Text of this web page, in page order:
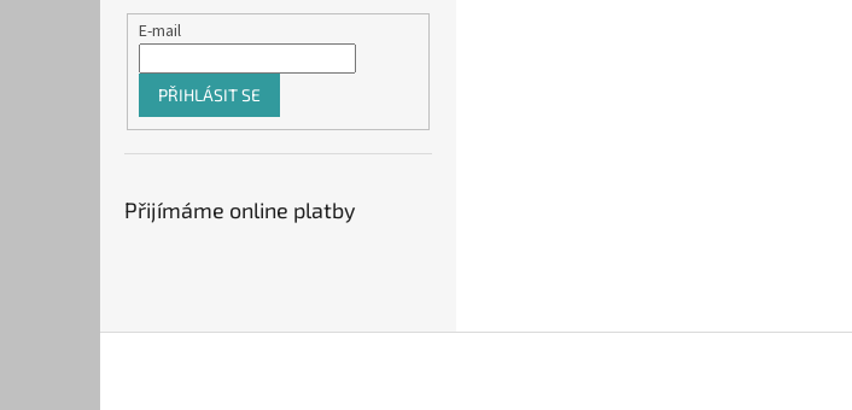
E-mail
PŘIHLÁSIT SE
Přijímáme online platby